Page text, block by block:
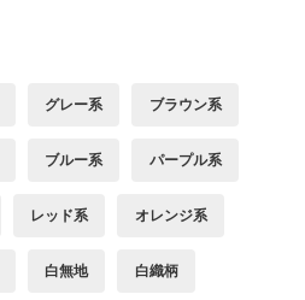
グレー系 ブラウン系
ブルー系 パープル系
レッド系 オレンジ系
白無地 白織柄